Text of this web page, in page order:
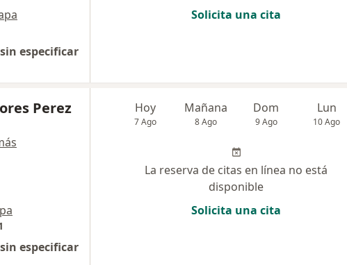
especificar
Solicita una cita
Perez
especificar
Hoy
7 Ago
Mañana
8 Ago
Dom
9 Ago
Lun
10 Ago
La reserva de citas en línea no está
disponible
Solicita una cita